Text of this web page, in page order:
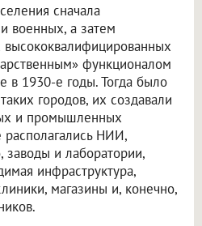
сначала
военных, а затем
функционалом
в 1930-е годы. Тогда было
городов, их создавали
и промышленных
располагались НИИ,
заводы и лаборатории,
инфраструктура,
магазины и, конечно,